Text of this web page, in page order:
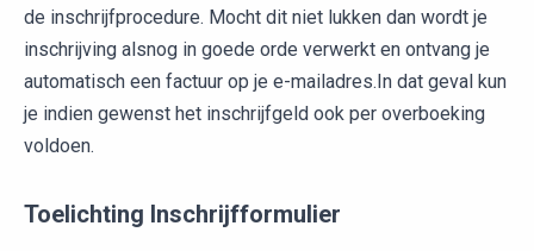
de inschrijfprocedure. Mocht dit niet lukken dan wordt je
inschrijving alsnog in goede orde verwerkt en ontvang je
automatisch een factuur op je e-mailadres.In dat geval kun
je indien gewenst het inschrijfgeld ook per overboeking
voldoen.
Toelichting Inschrijfformulier